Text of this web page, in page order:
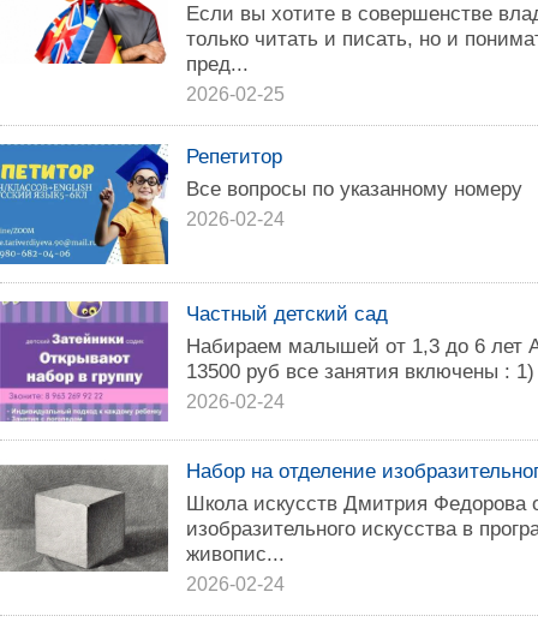
Если вы хотите в совершенстве
только читать и писать, но и
пред...
2026-02-25
Репетитор
Все вопросы по указанному номеру
2026-02-24
Частный детский сад
Набираeм малышей от 1,3 до 6 лет
13500 руб все зaнятия включены :
2026-02-24
Набор на отделение
Школа искусств Дмитрия Федорова
изобразительного искусства в
живопис...
2026-02-24